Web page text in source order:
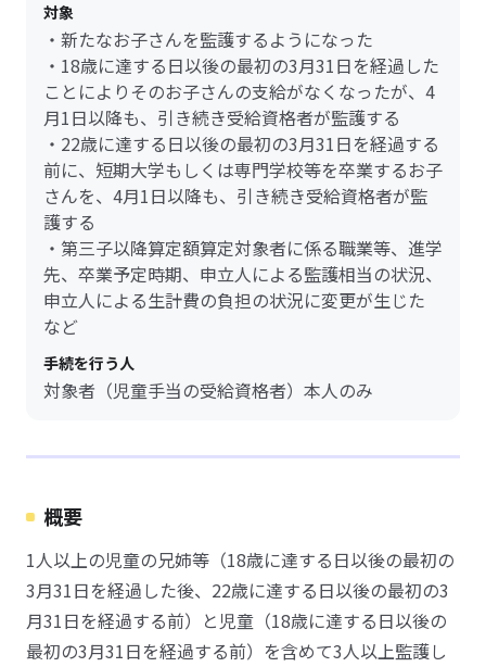
対象
・新たなお子さんを監護するようになった
・18歳に達する日以後の最初の3月31日を経過した
ことによりそのお子さんの支給がなくなったが、4
月1日以降も、引き続き受給資格者が監護する
・22歳に達する日以後の最初の3月31日を経過する
前に、短期大学もしくは専門学校等を卒業するお子
さんを、4月1日以降も、引き続き受給資格者が監
護する
・第三子以降算定額算定対象者に係る職業等、進学
先、卒業予定時期、申立人による監護相当の状況、
申立人による生計費の負担の状況に変更が生じた
など
手続を行う人
対象者（児童手当の受給資格者）本人のみ
概要
1人以上の児童の兄姉等（18歳に達する日以後の最初の
3月31日を経過した後、22歳に達する日以後の最初の3
月31日を経過する前）と児童（18歳に達する日以後の
最初の3月31日を経過する前）を含めて3人以上監護し